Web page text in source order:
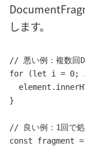
します。
// 悪い例：複数回
for (let i = 0; i
}
// 良い例：1回で
const fragment =